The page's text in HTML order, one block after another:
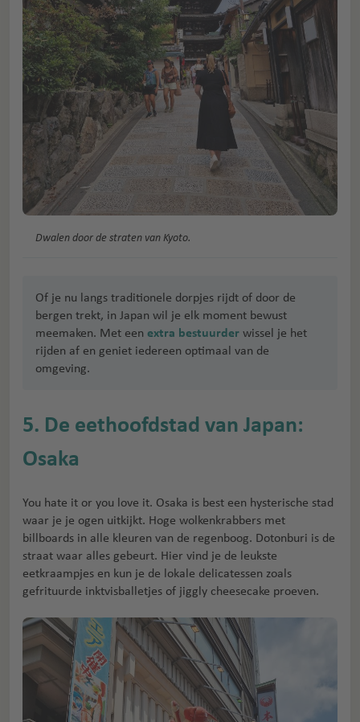
Dwalen door de straten van Kyoto.
Of je nu langs traditionele dorpjes rijdt of door de
bergen trekt, in Japan wil je elk moment bewust
meemaken. Met een extra bestuurder wissel je het
rijden af en geniet iedereen optimaal van de
omgeving.
5. De eethoofdstad van Japan:
Osaka
You hate it or you love it. Osaka is best een hysterische stad
waar je je ogen uitkijkt. Hoge wolkenkrabbers met
billboards in alle kleuren van de regenboog. Dotonburi is de
straat waar alles gebeurt. Hier vind je de leukste
eetkraampjes en kun je de lokale delicatessen zoals
gefrituurde inktvisballetjes of jiggly cheesecake proeven.